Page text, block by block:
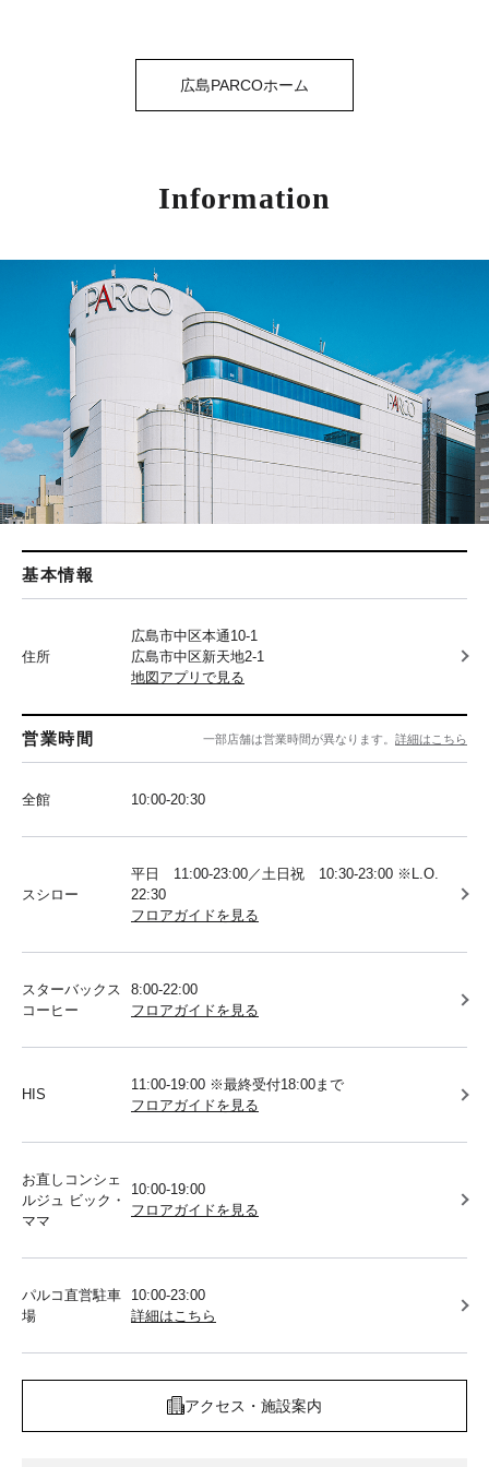
広島PARCOホーム
Information
基本情報
住所
広島市中区本通10-1
広島市中区新天地2-1
地図アプリで見る
営業時間 一部店舗は営業時間が異なります。 詳細はこちら
全館 10:00-20:30
スシロー
平日 11:00-23:00／土日祝 10:30-23:00 ※L.O.
22:30
フロアガイドを見る
スターバックス
コーヒー
8:00-22:00
フロアガイドを見る
HIS
11:00-19:00 ※最終受付18:00まで
フロアガイドを見る
お直しコンシェ
ルジュ ビック・
ママ
10:00-19:00
フロアガイドを見る
パルコ直営駐車
場
10:00-23:00
詳細はこちら
アクセス・施設案内